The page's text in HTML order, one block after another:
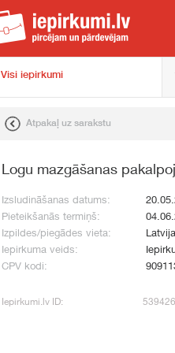
Visi iepirkumi
Atpakaļ uz sarakstu
Logu mazgāšanas
Izsludināšanas datums:
Pieteikšanās termiņš:
Izpildes/piegādes vieta:
Iepirkuma veids:
CPV kodi:
Iepirkumi.lv ID: